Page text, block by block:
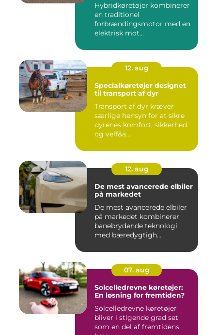
Hybridkøretøjer kombinerer
en traditionel
forbrændingsmotor med en
elektrisk mot...
12. aug
Specialkøretøjer designet
til transport af dyr
Transport af dyr kræver
særlige hensyn for at sikre
dyrenes komfort, sikkerhed
og velf&a...
12. aug
De mest avancerede elbiler
på markedet
De mest avancerede elbiler
på markedet kombinerer
banebrydende teknologi
med bæredygtigh...
07. aug
Solcelledrevne køretøjer:
En løsning for fremtiden?
Solcelledrevne køretøjer
bliver i stigende grad set
som en del af fremtidens